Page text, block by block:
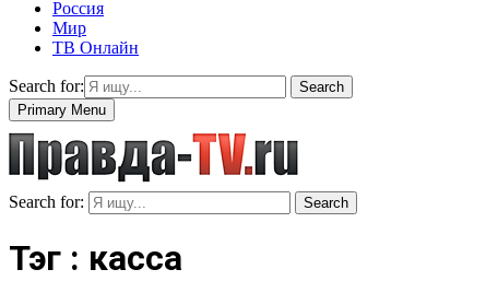
Россия
Мир
ТВ Онлайн
Search for:
Search
Primary Menu
Search for: Search
Тэг : касса